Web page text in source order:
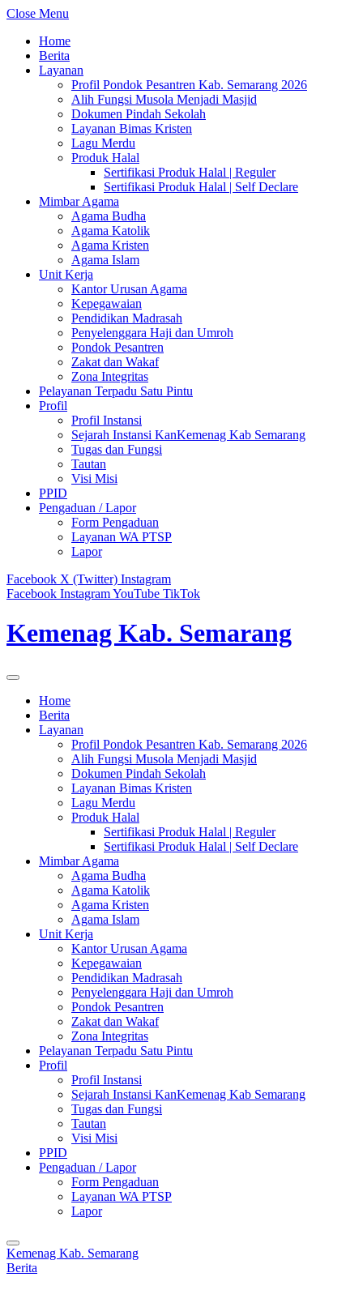
Close Menu
Home
Berita
Layanan
Profil Pondok Pesantren Kab. Semarang 2026
Alih Fungsi Musola Menjadi Masjid
Dokumen Pindah Sekolah
Layanan Bimas Kristen
Lagu Merdu
Produk Halal
Sertifikasi Produk Halal | Reguler
Sertifikasi Produk Halal | Self Declare
Mimbar Agama
Agama Budha
Agama Katolik
Agama Kristen
Agama Islam
Unit Kerja
Kantor Urusan Agama
Kepegawaian
Pendidikan Madrasah
Penyelenggara Haji dan Umroh
Pondok Pesantren
Zakat dan Wakaf
Zona Integritas
Pelayanan Terpadu Satu Pintu
Profil
Profil Instansi
Sejarah Instansi KanKemenag Kab Semarang
Tugas dan Fungsi
Tautan
Visi Misi
PPID
Pengaduan / Lapor
Form Pengaduan
Layanan WA PTSP
Lapor
Facebook X (Twitter) Instagram
Facebook InstagramYouTube TikTok
Kemenag Kab. Semarang
Home
Berita
Layanan
Profil Pondok Pesantren Kab. Semarang 2026
Alih Fungsi Musola Menjadi Masjid
Dokumen Pindah Sekolah
Layanan Bimas Kristen
Lagu Merdu
Produk Halal
Sertifikasi Produk Halal | Reguler
Sertifikasi Produk Halal | Self Declare
Mimbar Agama
Agama Budha
Agama Katolik
Agama Kristen
Agama Islam
Unit Kerja
Kantor Urusan Agama
Kepegawaian
Pendidikan Madrasah
Penyelenggara Haji dan Umroh
Pondok Pesantren
Zakat dan Wakaf
Zona Integritas
Pelayanan Terpadu Satu Pintu
Profil
Profil Instansi
Sejarah Instansi KanKemenag Kab Semarang
Tugas dan Fungsi
Tautan
Visi Misi
PPID
Pengaduan / Lapor
Form Pengaduan
Layanan WA PTSP
Lapor
Kemenag Kab. Semarang
Berita